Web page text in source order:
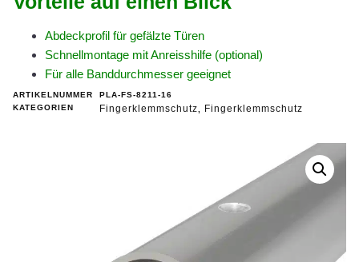
Abdeckprofil für gefälzte Türen
Schnellmontage mit Anreisshilfe (optional)
Für alle Banddurchmesser geeignet
ARTIKELNUMMER
PLA-FS-8211-16
KATEGORIEN
Fingerklemmschutz Fingerklemmschutz